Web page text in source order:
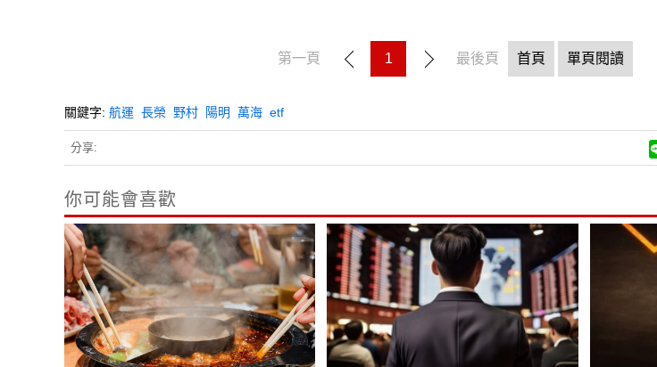
第一頁 1 最後頁 首頁 單頁閱讀
關鍵字: 航運 長榮 野村 陽明 萬海 etf
分享:
你可能會喜歡